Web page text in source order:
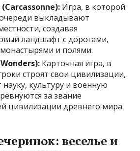
Игра, в которой
выкладывают
создавая
ландшафт с дорогами,
и полями.
Карточная игра, в
строят свои цивилизации,
культуру и военную
за звание
цивилизации древнего мира.
веселье и